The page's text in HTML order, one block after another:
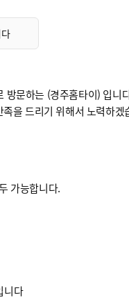
방문하는 (경주홈타이) 입니
을 드리기 위해서 노력하겠
가능합니다.
니다